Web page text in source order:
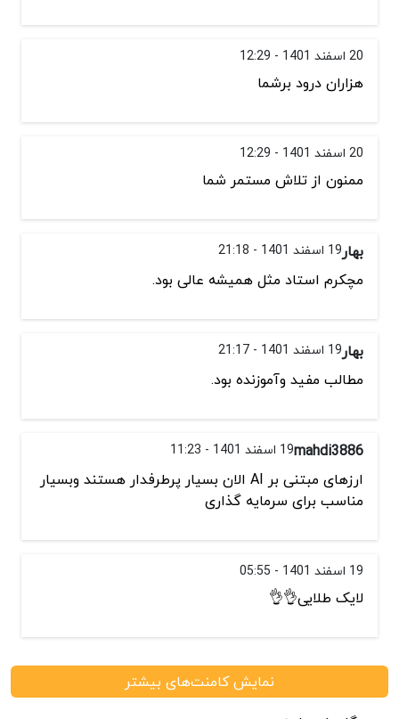
20 اسفند 1401 - 12:29
هزاران درود برشما
20 اسفند 1401 - 12:29
ممنون از تلاش مستمر شما
بهار19 اسفند 1401 - 21:18
مچکرم استاد مثل همیشه عالی بود.
بهار19 اسفند 1401 - 21:17
مطالب مفید وآموزنده بود.
mahdi388619 اسفند 1401 - 11:23
ارزهای مبتنی بر AI الان بسیار پرطرفدار هستند و‌بسیار
مناسب برای سرمایه گذاری
19 اسفند 1401 - 05:55
لایک طلایی👌👌
نمایش کامنت‌های بیشتر